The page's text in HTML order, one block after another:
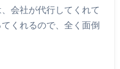
会社が代行してくれて
くれるので、全く面倒